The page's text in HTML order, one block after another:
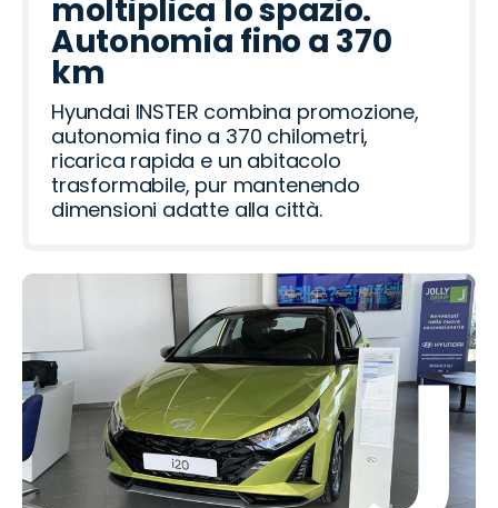
moltiplica lo spazio.
Autonomia fino a 370
km
Hyundai INSTER combina promozione,
autonomia fino a 370 chilometri,
ricarica rapida e un abitacolo
trasformabile, pur mantenendo
dimensioni adatte alla città.